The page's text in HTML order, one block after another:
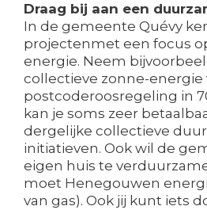
Draag bij aan een
In de gemeente Quévy
projectenmet een focus
energie. Neem
collectieve zonne-energie
postcoderoosregeling in
kan je soms zeer
dergelijke collectieve
initiatieven. Ook wil de
eigen huis te
moet Henegouwen
van gas). Ook jij kunt iets